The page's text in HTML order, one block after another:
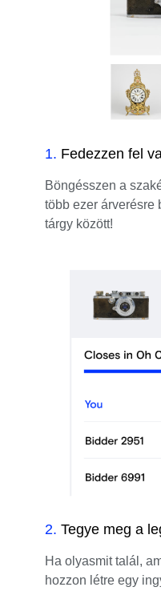
1. Fedezzen fel
Böngésszen a
több ezer árverésre
tárgy között!
2. Tegye meg a
Ha olyasmit talál,
hozzon létre egy